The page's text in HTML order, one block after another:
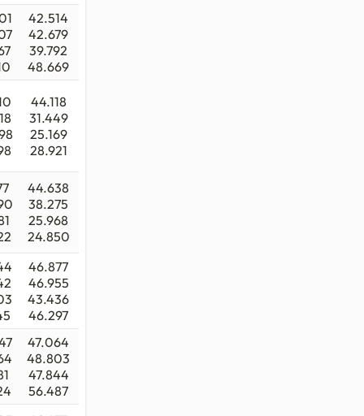
42.514
42.679
39.792
48.669
44.118
31.449
25.169
28.921
44.638
38.275
25.968
24.850
46.877
46.955
43.436
46.297
47.064
48.803
47.844
56.487